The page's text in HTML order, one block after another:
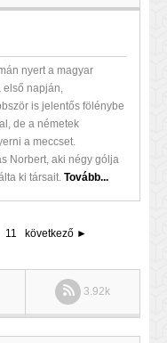
nyert a magyar
első napján,
is jelentős fölénybe
de a németek
a meccset.
Norbert, aki négy gólja
ki társait. Tovább...
11 következő ►
3.92k